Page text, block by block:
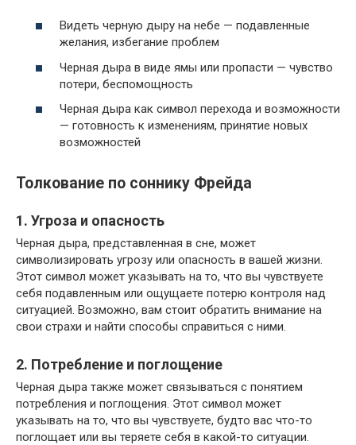
Видеть черную дыру на небе — подавленные
желания, избегание проблем
Черная дыра в виде ямы или пропасти — чувство
потери, беспомощность
Черная дыра как символ перехода и возможности
— готовность к изменениям, принятие новых
возможностей
Толкование по соннику Фрейда
1. Угроза и опасность
Черная дыра, представленная в сне, может
символизировать угрозу или опасность в вашей жизни.
Этот символ может указывать на то, что вы чувствуете
себя подавленным или ощущаете потерю контроля над
ситуацией. Возможно, вам стоит обратить внимание на
свои страхи и найти способы справиться с ними.
2. Потребление и поглощение
Черная дыра также может связываться с понятием
потребления и поглощения. Этот символ может
указывать на то, что вы чувствуете, будто вас что-то
поглощает или вы теряете себя в какой-то ситуации.